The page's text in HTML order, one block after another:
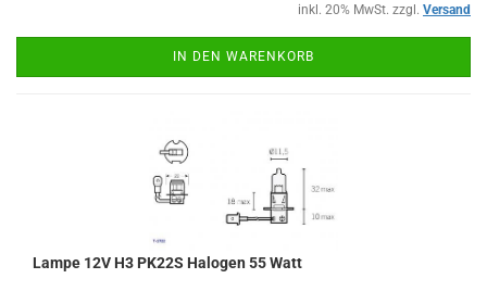
inkl. 20% MwSt. zzgl. Versand
IN DEN WARENKORB
Lampe 12V H3 PK22S Halogen 55 Watt